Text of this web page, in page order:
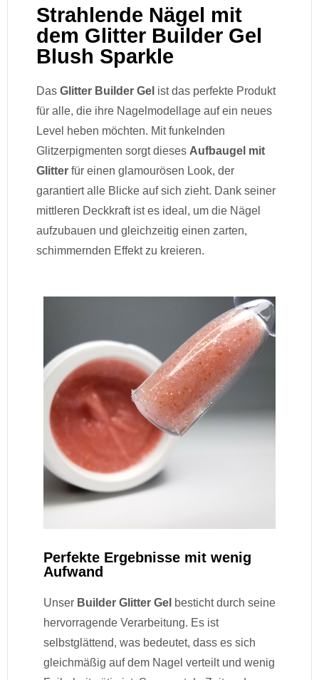
Strahlende Nägel mit
dem Glitter Builder Gel
Blush Sparkle
Das Glitter Builder Gel ist das perfekte Produkt
für alle, die ihre Nagelmodellage auf ein neues
Level heben möchten. Mit funkelnden
Glitzerpigmenten sorgt dieses Aufbaugel mit
Glitter für einen glamourösen Look, der
garantiert alle Blicke auf sich zieht. Dank seiner
mittleren Deckkraft ist es ideal, um die Nägel
aufzubauen und gleichzeitig einen zarten,
schimmernden Effekt zu kreieren.
Perfekte Ergebnisse mit wenig
Aufwand
Unser Builder Glitter Gel besticht durch seine
hervorragende Verarbeitung. Es ist
selbstglättend, was bedeutet, dass es sich
gleichmäßig auf dem Nagel verteilt und wenig